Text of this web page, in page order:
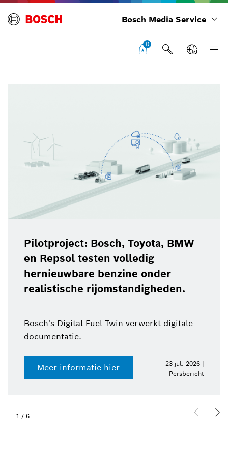
Bosch Media Service
0
Pilotproject: Bosch, Toyota, BMW
en Repsol testen volledig
hernieuwbare benzine onder
realistische rijomstandigheden.
Bosch's Digital Fuel Twin verwerkt digitale
documentatie.
Meer informatie hier
23 jul. 2026 |
Persbericht
1 / 6